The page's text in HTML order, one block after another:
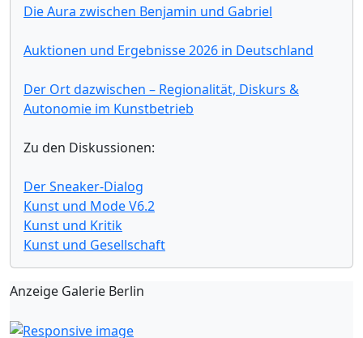
Die Aura zwischen Benjamin und Gabriel
Auktionen und Ergebnisse 2026 in Deutschland
Der Ort dazwischen – Regionalität, Diskurs &
Autonomie im Kunstbetrieb
Zu den Diskussionen:
Der Sneaker-Dialog
Kunst und Mode V6.2
Kunst und Kritik
Kunst und Gesellschaft
Anzeige Galerie Berlin